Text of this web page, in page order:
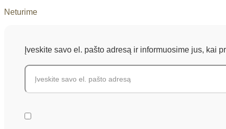
Neturime
Įveskite savo el. pašto adresą ir informuosime jus, kai